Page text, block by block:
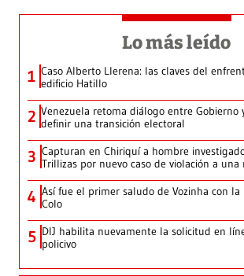
Lo más leído
1 Caso Alberto Llerena: las claves del
edificio Hatillo
2 Venezuela retoma diálogo entre Gobierno
definir una transición electoral
3 Capturan en Chiriquí a hombre
Trillizas por nuevo caso de violación a una
4 Así fue el primer saludo de Vozinha con la
Colo
5 DIJ habilita nuevamente la solicitud en
policivo